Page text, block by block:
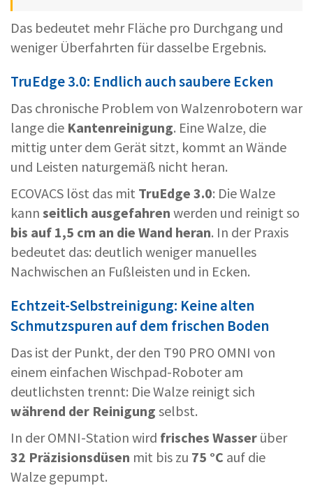
Das bedeutet mehr Fläche pro Durchgang und
weniger Überfahrten für dasselbe Ergebnis.
TruEdge 3.0: Endlich auch saubere Ecken
Das chronische Problem von Walzenrobotern war
lange die Kantenreinigung. Eine Walze, die
mittig unter dem Gerät sitzt, kommt an Wände
und Leisten naturgemäß nicht heran.
ECOVACS löst das mit TruEdge 3.0: Die Walze
kann seitlich ausgefahren werden und reinigt so
bis auf 1,5 cm an die Wand heran. In der Praxis
bedeutet das: deutlich weniger manuelles
Nachwischen an Fußleisten und in Ecken.
Echtzeit-Selbstreinigung: Keine alten
Schmutzspuren auf dem frischen Boden
Das ist der Punkt, der den T90 PRO OMNI von
einem einfachen Wischpad-Roboter am
deutlichsten trennt: Die Walze reinigt sich
während der Reinigung selbst.
In der OMNI-Station wird frisches Wasser über
32 Präzisionsdüsen mit bis zu 75 °C auf die
Walze gepumpt.